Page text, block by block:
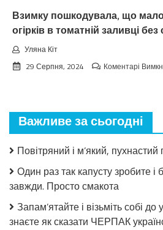
Взимку пошкодувала, що
огірків в томатній заливці без
Уляна Кіт
29 Серпня, 2024
Коментарі
Важливе за сьогодні
Повітряний і м’який, пухнастий
Один раз так капусту зробите і
завжди. Просто смакота
Запам’ятайте і візьміть собі
знаєте як сказати ЧЕРПАК